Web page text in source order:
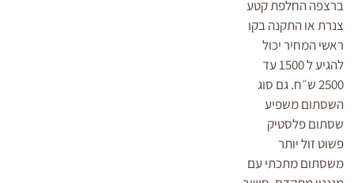
ברצפה החלפת קטע
צנרת או התקנה בקו
ראשי המחיר יכול
להגיע ל 1500 עד
2500 ש״ח. גם סוג
השסתום משפיע
שסתום פלסטיק
פשוט זול יותר
משסתום מתכתי עם